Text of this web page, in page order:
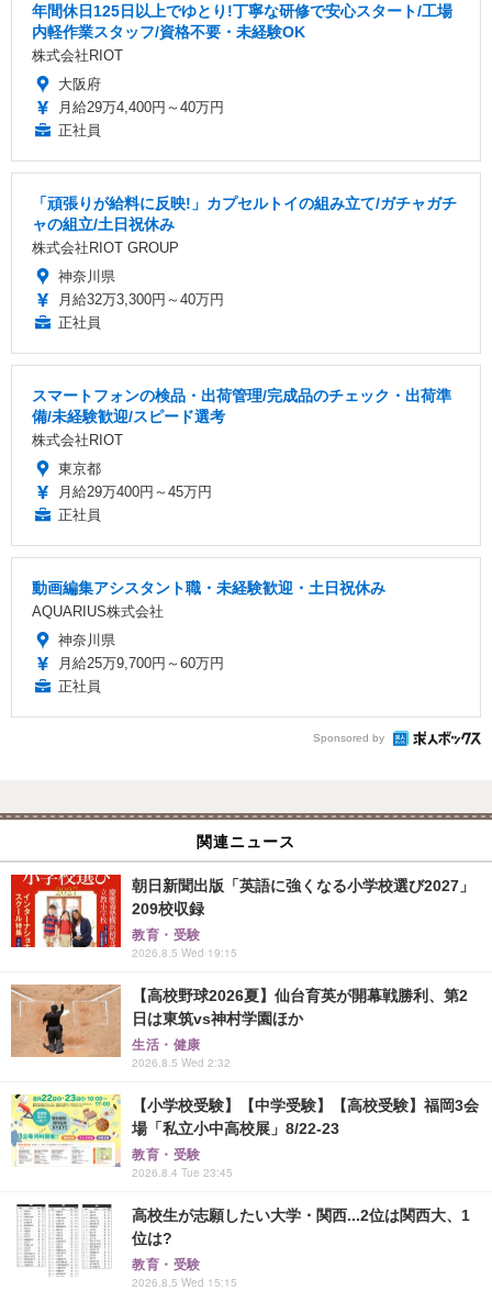
年間休日125日以上でゆとり!丁寧な研修で安心スタート/工場
内軽作業スタッフ/資格不要・未経験OK
株式会社RIOT
大阪府
月給29万4,400円～40万円
正社員
「頑張りが給料に反映!」カプセルトイの組み立て/ガチャガチ
ャの組立/土日祝休み
株式会社RIOT GROUP
神奈川県
月給32万3,300円～40万円
正社員
スマートフォンの検品・出荷管理/完成品のチェック・出荷準
備/未経験歓迎/スピード選考
株式会社RIOT
東京都
月給29万400円～45万円
正社員
動画編集アシスタント職・未経験歓迎・土日祝休み
AQUARIUS株式会社
神奈川県
月給25万9,700円～60万円
正社員
Sponsored by
関連ニュース
朝日新聞出版「英語に強くなる小学校選び2027」
209校収録
教育・受験
2026.8.5 Wed 19:15
【高校野球2026夏】仙台育英が開幕戦勝利、第2
日は東筑vs神村学園ほか
生活・健康
2026.8.5 Wed 2:32
【小学校受験】【中学受験】【高校受験】福岡3会
場「私立小中高校展」8/22-23
教育・受験
2026.8.4 Tue 23:45
高校生が志願したい大学・関西...2位は関西大、1
位は?
教育・受験
2026.8.5 Wed 15:15